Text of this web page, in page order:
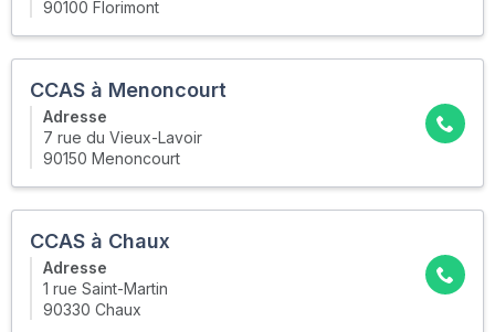
90100 Florimont
CCAS à Menoncourt
Adresse
7 rue du Vieux-Lavoir
90150 Menoncourt
CCAS à Chaux
Adresse
1 rue Saint-Martin
90330 Chaux